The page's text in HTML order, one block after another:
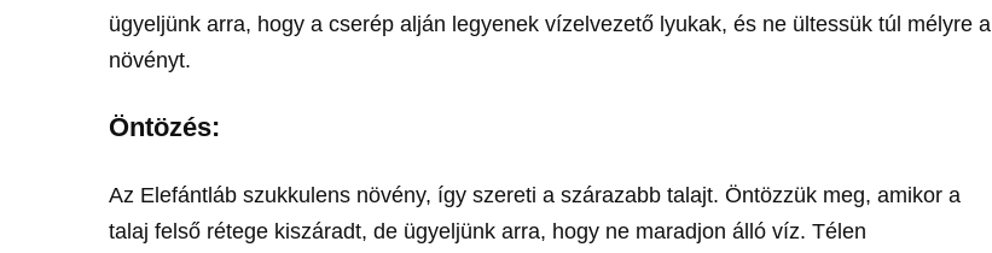
ügyeljünk arra, hogy a cserép alján legyenek vízelvezető lyukak, és ne ültessük túl mélyre a
növényt.
Öntözés:
Az Elefántláb szukkulens növény, így szereti a szárazabb talajt. Öntözzük meg, amikor a
talaj felső rétege kiszáradt, de ügyeljünk arra, hogy ne maradjon álló víz. Télen